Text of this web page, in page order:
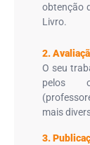
obtenção
Livro.
2.
O seu
pelos
mais
3.